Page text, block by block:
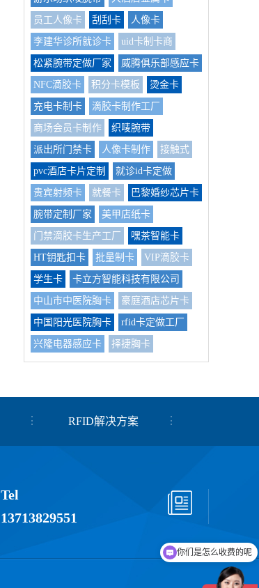
员工人像卡 刮刮卡 人像卡
李建华诊所就诊卡 uid卡制卡商
松紧腕带定做厂家 威腾俱乐部感应卡
NFC滴胶卡 积分卡模板 烫金卡
充电卡制卡 滴胶卡制作工厂
商场会员卡制作 织唛腕带
派出所门禁卡 人像卡制作 接触式
pvc酒店卡片定制 就诊id卡定做
贵宾射频卡 就餐卡 巴黎婚纱芯片卡
腕带定制厂家 美甲店纸卡
门禁滴胶卡生产工厂 嘿茶智能卡
HT钥匙扣卡 批量制卡 VIP滴胶卡
学生卡 卡立方智能科技有限公司
中山市中医院胸卡 豪庭酒店芯片卡
中国阳光医院胸卡 rfid卡定做工厂
兴隆电器感应卡 择捷胸卡
RFID解决方案
Tel
13713829551
你们是怎么收费的呢